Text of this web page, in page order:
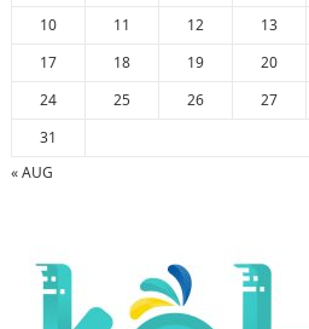
10
11 12 13
17
18 19 20
24
25 26 27
31
« AUG